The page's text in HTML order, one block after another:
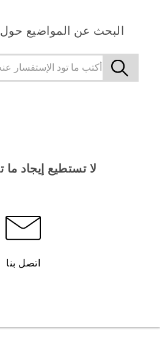
البحث عن المواضيع حول ‎HTC U20 5G
لا تستطيع إيجاد
اتصل بنا